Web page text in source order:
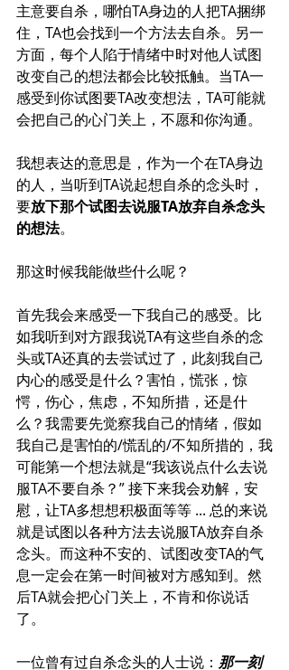
主意要自杀，哪怕TA身边的人把TA捆绑
住，TA也会找到一个方法去自杀。另一
方面，每个人陷于情绪中时对他人试图
改变自己的想法都会比较抵触。当TA一
感受到你试图要TA改变想法，TA可能就
会把自己的心门关上，不愿和你沟通。
我想表达的意思是，作为一个在TA身边
的人，当听到TA说起想自杀的念头时，
要放下那个试图去说服TA放弃自杀念头
的想法。
那这时候我能做些什么呢？
首先我会来感受一下我自己的感受。比
如我听到对方跟我说TA有这些自杀的念
头或TA还真的去尝试过了，此刻我自己
内心的感受是什么？害怕，慌张，惊
愕，伤心，焦虑，不知所措，还是什
么？我需要先觉察我自己的情绪，假如
我自己是害怕的/慌乱的/不知所措的，我
可能第一个想法就是“我该说点什么去说
服TA不要自杀？” 接下来我会劝解，安
慰，让TA多想想积极面等等 ... 总的来说
就是试图以各种方法去说服TA放弃自杀
念头。而这种不安的、试图改变TA的气
息一定会在第一时间被对方感知到。然
后TA就会把心门关上，不肯和你说话
了。
一位曾有过自杀念头的人士说： 那一刻